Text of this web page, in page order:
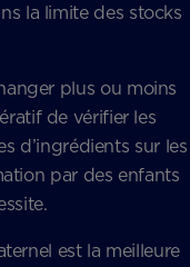
la limite des stocks
plus ou moins
de vérifier les
d’ingrédients sur les
par des enfants
est la meilleure